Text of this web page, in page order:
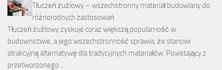
Tłuczeń żużlowy – wszechstronny materiał budowlany do
różnorodnych zastosowań
Tłuczeń żużlowy zyskuje coraz większą popularność w
budownictwie, a jego wszechstronność sprawia, że stanowi
atrakcyjną alternatywę dla tradycyjnych materiałów. Powstający z
przetworzonego …